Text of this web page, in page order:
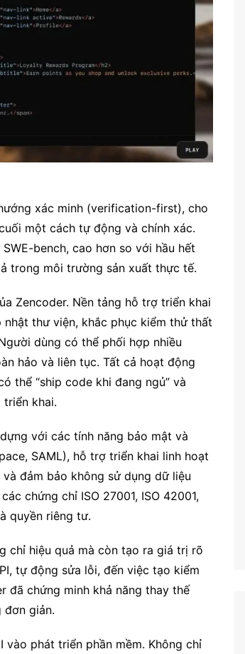
xác minh (verification-first), cho
một cách tự động và chính xác.
bench, cao hơn so với hầu hết
trong môi trường sản xuất thực tế.
Zencoder. Nền tảng hỗ trợ triển khai
thư viện, khắc phục kiểm thử thất
dùng có thể phối hợp nhiều
hảo và liên tục. Tất cả hoạt động
thể “ship code khi đang ngủ” và
khai.
với các tính năng bảo mật và
SAML), hỗ trợ triển khai linh hoạt
đảm bảo không sử dụng dữ liệu
chứng chỉ ISO 27001, ISO 42001,
quyền riêng tư.
chỉ hiệu quả mà còn tạo ra giá trị rõ
tự động sửa lỗi, đến việc tạo kiểm
đã chứng minh khả năng thay thế
giản.
phát triển phần mềm. Không chỉ